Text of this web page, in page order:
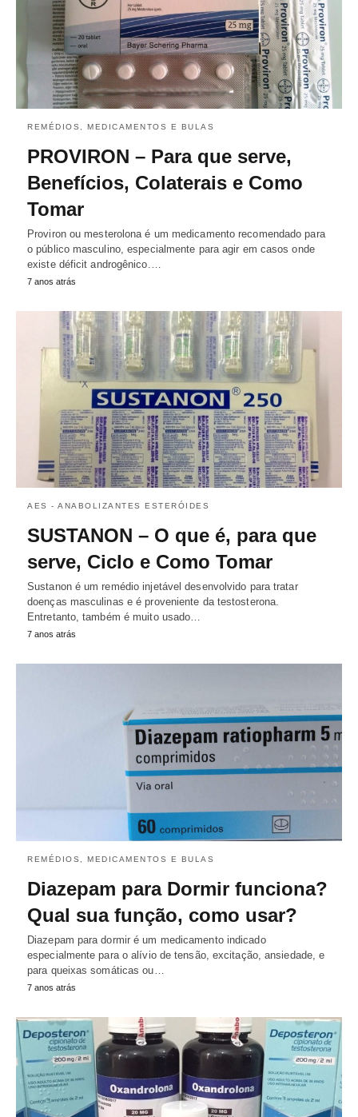
REMÉDIOS, MEDICAMENTOS E BULAS
PROVIRON – Para que serve,
Benefícios, Colaterais e Como
Tomar
Proviron ou mesterolona é um medicamento recomendado para
o público masculino, especialmente para agir em casos onde
existe déficit androgênico.…
7 anos atrás
AES - ANABOLIZANTES ESTERÓIDES
SUSTANON – O que é, para que
serve, Ciclo e Como Tomar
Sustanon é um remédio injetável desenvolvido para tratar
doenças masculinas e é proveniente da testosterona.
Entretanto, também é muito usado…
7 anos atrás
REMÉDIOS, MEDICAMENTOS E BULAS
Diazepam para Dormir funciona?
Qual sua função, como usar?
Diazepam para dormir é um medicamento indicado
especialmente para o alívio de tensão, excitação, ansiedade, e
para queixas somáticas ou…
7 anos atrás